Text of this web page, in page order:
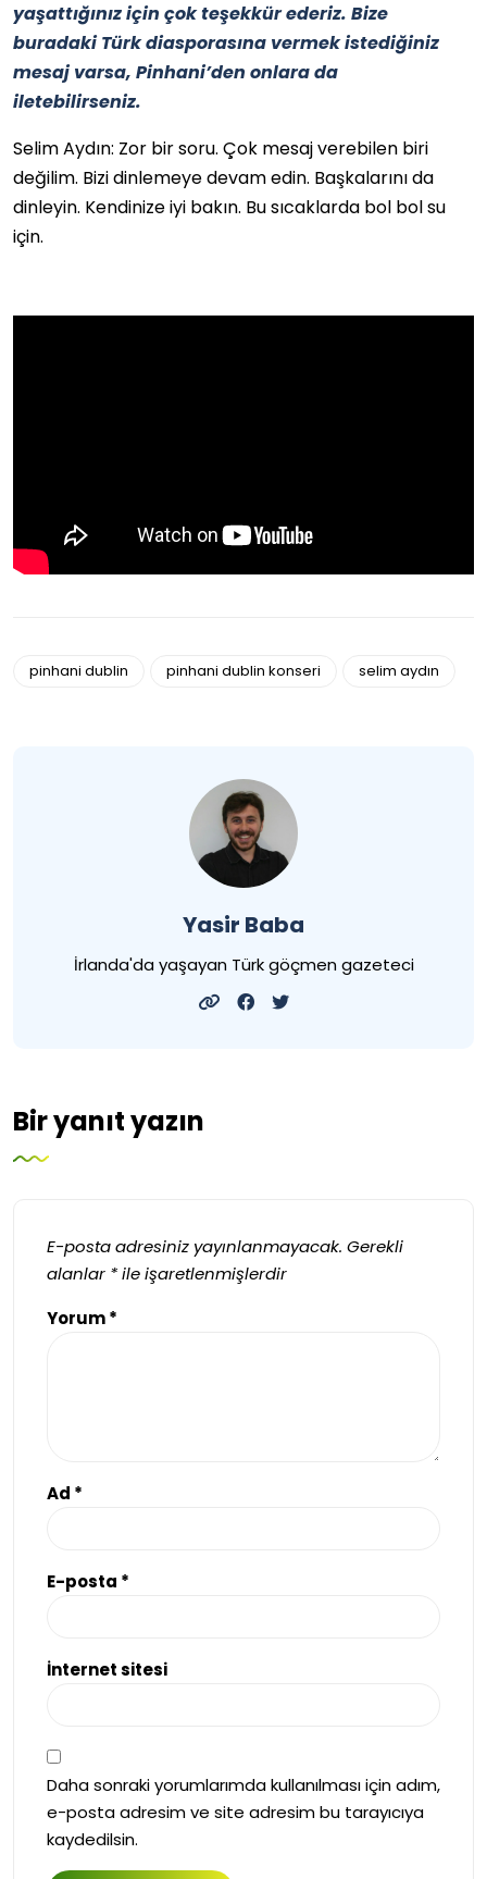
yaşattığınız için çok teşekkür ederiz. Bize
buradaki Türk diasporasına vermek istediğiniz
mesaj varsa, Pinhani’den onlara da
iletebilirseniz.
Selim Aydın: Zor bir soru. Çok mesaj verebilen biri
değilim. Bizi dinlemeye devam edin. Başkalarını da
dinleyin. Kendinize iyi bakın. Bu sıcaklarda bol bol su
için.
pinhani dublin pinhani dublin konseri selim aydın
Yasir Baba
İrlanda'da yaşayan Türk göçmen gazeteci
Bir yanıt yazın
E-posta adresiniz yayınlanmayacak. Gerekli
alanlar *ile işaretlenmişlerdir
Yorum*
Ad *
E-posta *
İnternet sitesi
Daha sonraki yorumlarımda kullanılması için adım,
e-posta adresim ve site adresim bu tarayıcıya
kaydedilsin.